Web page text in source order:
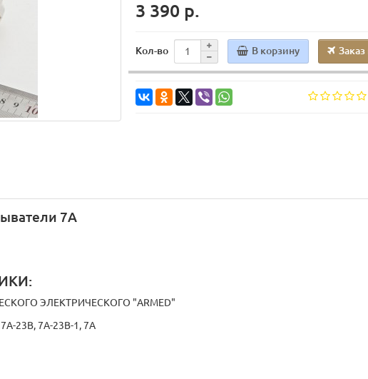
3 390 р.
Кол-во В корзину
7А
ЭЛЕКТРИЧЕСКОГО "ARMED"
23B, 7A-23B-1, 7А